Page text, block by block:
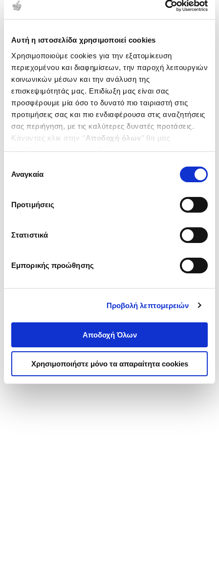
Αυτή η ιστοσελίδα χρησιμοποιεί cookies
Χρησιμοποιούμε cookies για την εξατομίκευση
περιεχομένου και διαφημίσεων, την παροχή λειτουργιών
κοινωνικών μέσων και την ανάλυση της
επισκεψιμότητάς μας. Επιδίωξη μας είναι σας
προσφέρουμε μία όσο το δυνατό πιο ταιριαστή στις
προτιμήσεις σας και πιο ενδιαφέρουσα στις αναζητήσεις
σας περιήγηση, με τις καλύτερες δυνατές προτάσεις.
Κάνοντας κλικ στην ‘’Αποδοχή όλων’’ θα μας
βοηθήσετε να ανταποκριθούμε στα παραπάνω.
ενδιαφέρουν και να επιλέξετε από τα παρακάτω με την
΄΄και να ενημερωθείτε σχετικά με
συγκατάθεσης
Αναγκαία
Προτιμήσεις
Στατιστικά
Εμπορικής προώθησης
Προβολή λεπτομερειών
Αποδοχή Όλων
Χρησιμοποιήστε μόνο τα απαραίτητα cookies